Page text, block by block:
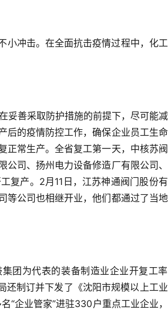
小冲击。在全面抗击疫情过程中，化
妥善采取防护措施的前提下，尽可能
后的疫情防控工作，确保企业员工生
正常生产。全省复工第一天，中核苏
公司、扬州电力设备修造厂有限公司
复产。2月11日，江苏神通阀门股份
等公司也相继开业，他们都通过了当
团为代表的装备制造业企业开复工
还制订并下发了《沈阳市规模以上工
“企业管家”进驻330户重点工业企业